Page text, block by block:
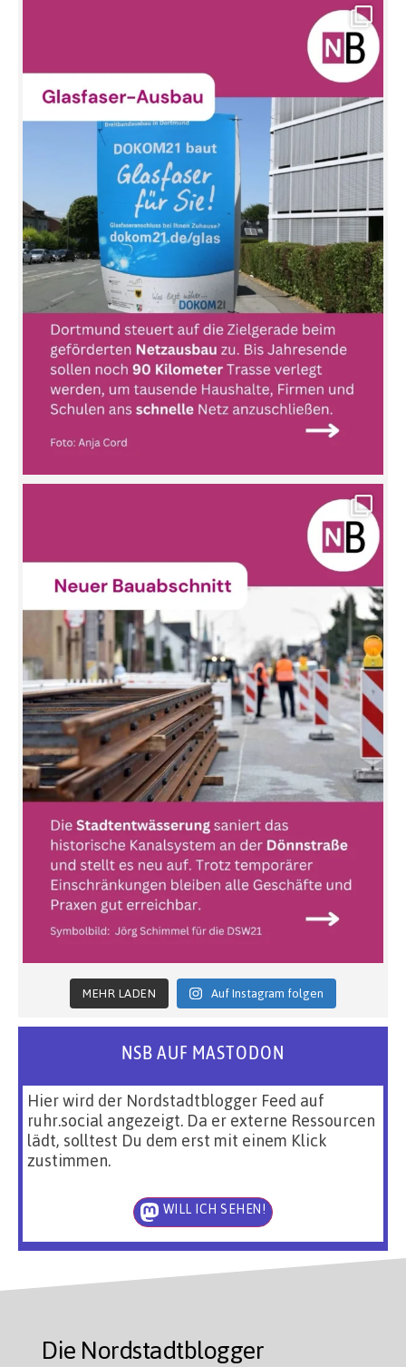
MEHR LADEN Auf Instagram folgen
NSB AUF MASTODON
Hier wird der Nordstadtblogger Feed auf
ruhr.social angezeigt. Da er externe Ressourcen
lädt, solltest Du dem erst mit einem Klick
zustimmen.
WILL ICH SEHEN!
Die Nordstadtblogger